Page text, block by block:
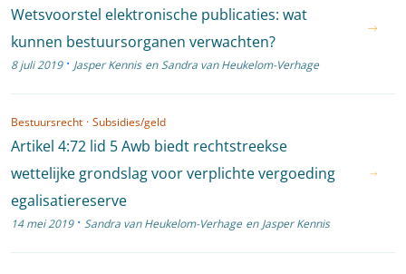
Wetsvoorstel elektronische publicaties: wat
kunnen bestuursorganen verwachten?
8 juli 2019 · Jasper Kennis en Sandra van Heukelom-Verhage
Bestuursrecht · Subsidies/geld
Artikel 4:72 lid 5 Awb biedt rechtstreekse
wettelijke grondslag voor verplichte vergoeding
egalisatiereserve
14 mei 2019 · Sandra van Heukelom-Verhage en Jasper Kennis